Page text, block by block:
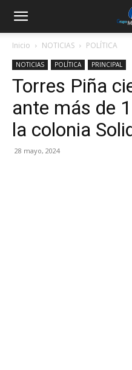
Inicio NOTICIAS POLÍTICA
NOTICIAS POLÍTICA PRINCIPAL
Torres Piña
ante más de
la colonia
28 mayo, 2024